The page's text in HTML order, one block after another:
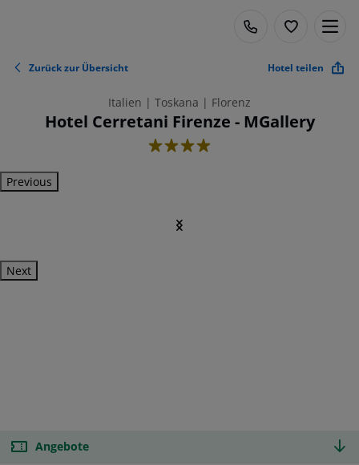
Zurück zur Übersicht Hotel teilen
Italien | Toskana | Florenz
Hotel Cerretani Firenze - MGallery
4
Previous
Next
Angebote